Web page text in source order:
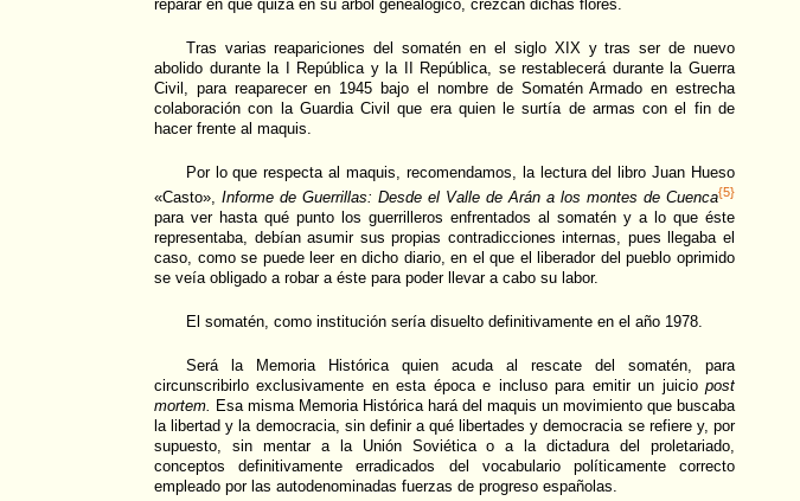
reparar en que quizá en su árbol genealógico, crezcan dichas flores.
Tras varias reapariciones del somatén en el siglo XIX y tras ser de nuevo
abolido durante la I República y la II República, se restablecerá durante la Guerra
Civil, para reaparecer en 1945 bajo el nombre de Somatén Armado en estrecha
colaboración con la Guardia Civil que era quien le surtía de armas con el fin de
hacer frente al maquis.
Por lo que respecta al maquis, recomendamos, la lectura del libro Juan Hueso
«Casto», Informe de Guerrillas: Desde el Valle de Arán a los montes de Cuenca{5}
para ver hasta qué punto los guerrilleros enfrentados al somatén y a lo que éste
representaba, debían asumir sus propias contradicciones internas, pues llegaba el
caso, como se puede leer en dicho diario, en el que el liberador del pueblo oprimido
se veía obligado a robar a éste para poder llevar a cabo su labor.
El somatén, como institución sería disuelto definitivamente en el año 1978.
Será la Memoria Histórica quien acuda al rescate del somatén, para
circunscribirlo exclusivamente en esta época e incluso para emitir un juicio post
mortem. Esa misma Memoria Histórica hará del maquis un movimiento que buscaba
la libertad y la democracia, sin definir a qué libertades y democracia se refiere y, por
supuesto, sin mentar a la Unión Soviética o a la dictadura del proletariado,
conceptos definitivamente erradicados del vocabulario políticamente correcto
empleado por las autodenominadas fuerzas de progreso españolas.